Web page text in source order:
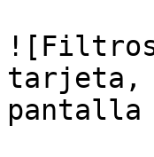
![Filtros
tarjeta,
pantalla